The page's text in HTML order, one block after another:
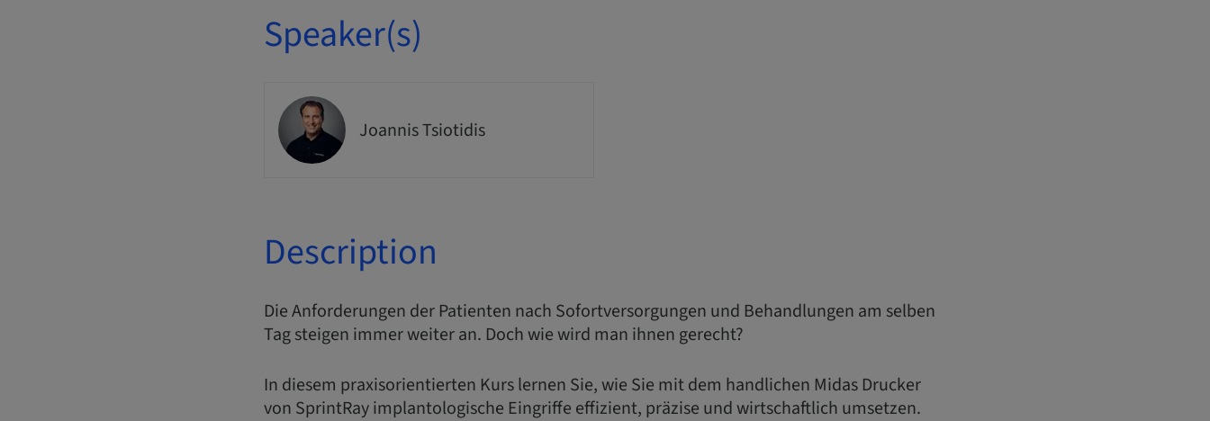
Speaker(s)
Joannis Tsiotidis
Description
Die Anforderungen der Patienten nach Sofortversorgungen und Behandlungen am selben
Tag steigen immer weiter an. Doch wie wird man ihnen gerecht?
In diesem praxisorientierten Kurs lernen Sie, wie Sie mit dem handlichen Midas Drucker
von SprintRay implantologische Eingriffe effizient, präzise und wirtschaftlich umsetzen.